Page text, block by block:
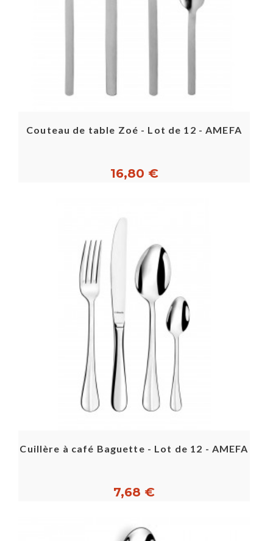
Couteau de table Zoé - Lot de 12 - AMEFA
16,80 €
Cuillère à café Baguette - Lot de 12 - AMEFA
7,68 €